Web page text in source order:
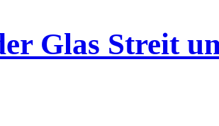
Glas Streit